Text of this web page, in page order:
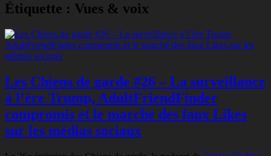
Étiquette : Vues & voix
Les Chiens de garde #26 – La surveillance
à l’ère Trump, AdultFriendFinder
compromis et le marché des faux Likes
sur les médias sociaux